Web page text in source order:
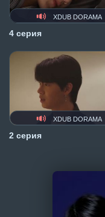
XDUB DORAMA
4 серия
XDUB DORAMA
2 серия